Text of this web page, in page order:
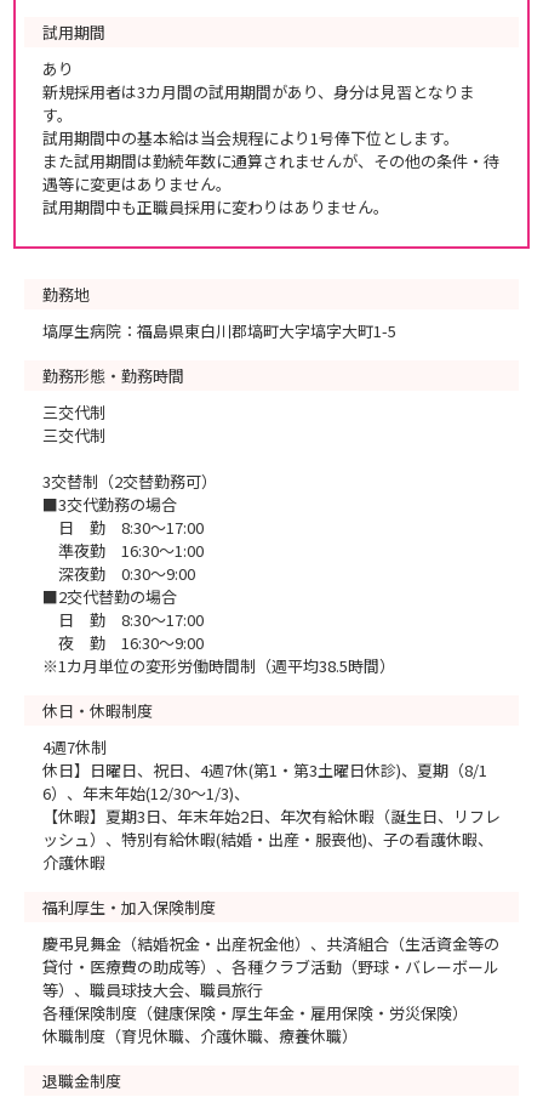
試用期間
あり
新規採用者は3カ月間の試用期間があり、身分は見習となりま
す。
試用期間中の基本給は当会規程により1号俸下位とします。
また試用期間は勤続年数に通算されませんが、その他の条件・待
遇等に変更はありません。
試用期間中も正職員採用に変わりはありません。
勤務地
塙厚生病院：福島県東白川郡塙町大字塙字大町1-5
勤務形態・勤務時間
三交代制
三交代制
3交替制（2交替勤務可）
■3交代勤務の場合
日 勤 8:30～17:00
準夜勤 16:30～1:00
深夜勤 0:30～9:00
■2交代替勤の場合
日 勤 8:30～17:00
夜 勤 16:30～9:00
※1カ月単位の変形労働時間制（週平均38.5時間）
休日・休暇制度
4週7休制
休日】日曜日、祝日、4週7休(第1・第3土曜日休診)、夏期（8/1
6）、年末年始(12/30～1/3)、
【休暇】夏期3日、年末年始2日、年次有給休暇（誕生日、リフレ
ッシュ）、特別有給休暇(結婚・出産・服喪他)、子の看護休暇、
介護休暇
福利厚生・加入保険制度
慶弔見舞金（結婚祝金・出産祝金他）、共済組合（生活資金等の
貸付・医療費の助成等）、各種クラブ活動（野球・バレーボール
等）、職員球技大会、職員旅行
各種保険制度（健康保険・厚生年金・雇用保険・労災保険）
休職制度（育児休職、介護休職、療養休職）
退職金制度